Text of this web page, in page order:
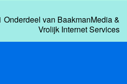
Onderdeel van BaakmanMedia&
Vrolijk Internet Services